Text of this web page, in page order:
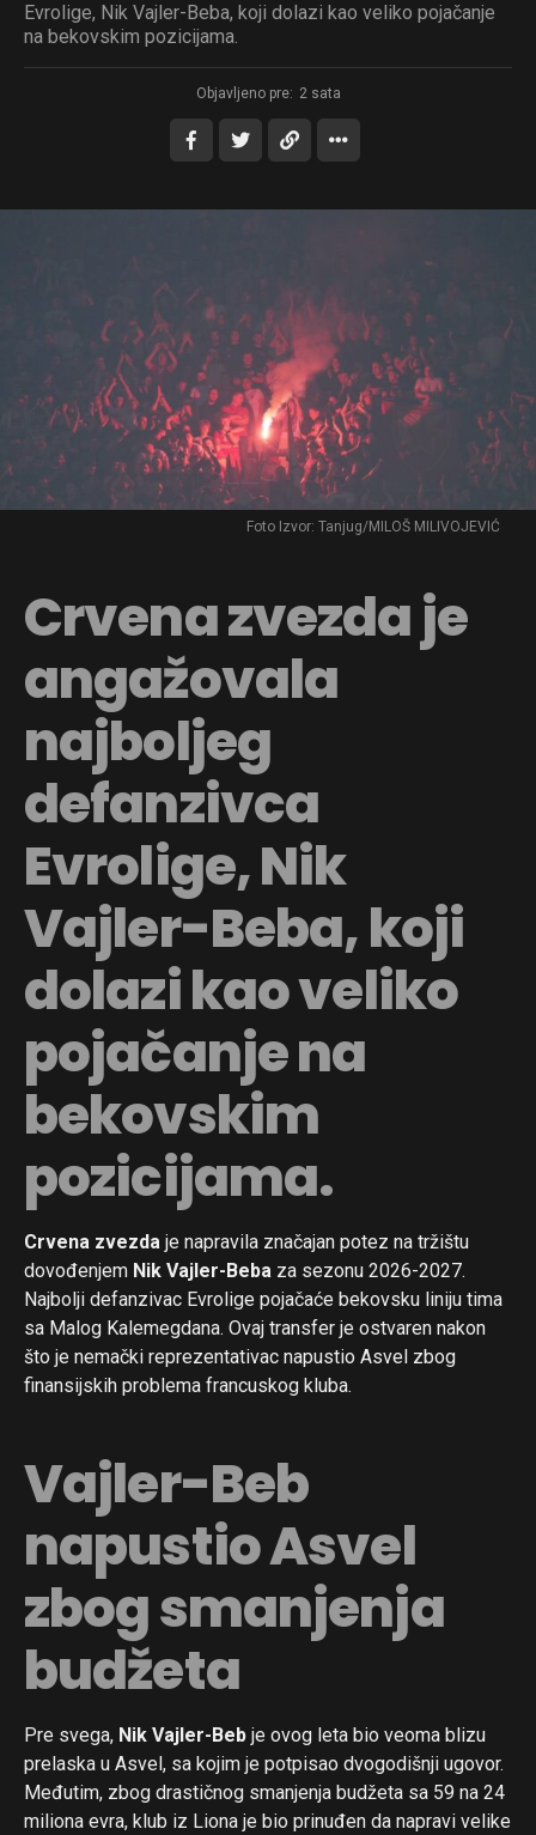
Evrolige, Nik Vajler-Beba, koji dolazi kao veliko pojačanje
na bekovskim pozicijama.
Objavljeno pre: 2 sata
Foto Izvor: Tanjug/MILOŠ MILIVOJEVIĆ
Crvena zvezda je
angažovala
najboljeg
defanzivca
Evrolige, Nik
Vajler-Beba, koji
dolazi kao veliko
pojačanje na
bekovskim
pozicijama.
Crvena zvezda je napravila značajan potez na tržištu
dovođenjem Nik Vajler-Beba za sezonu 2026-2027.
Najbolji defanzivac Evrolige pojačaće bekovsku liniju tima
sa Malog Kalemegdana. Ovaj transfer je ostvaren nakon
što je nemački reprezentativac napustio Asvel zbog
finansijskih problema francuskog kluba.
Vajler-Beb
napustio Asvel
zbog smanjenja
budžeta
Pre svega, Nik Vajler-Beb je ovog leta bio veoma blizu
prelaska u Asvel, sa kojim je potpisao dvogodišnji ugovor.
Međutim, zbog drastičnog smanjenja budžeta sa 59 na 24
miliona evra, klub iz Liona je bio prinuđen da napravi velike
Reddit
Pinterest
Whatsapp
Email